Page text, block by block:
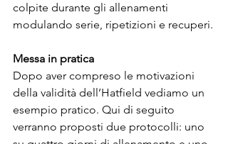
colpite durante gli allenamenti
modulando serie, ripetizioni e recuperi.
Messa in pratica
Dopo aver compreso le motivazioni
della validità dell’Hatfield vediamo un
esempio pratico. Qui di seguito
verranno proposti due protocolli: uno